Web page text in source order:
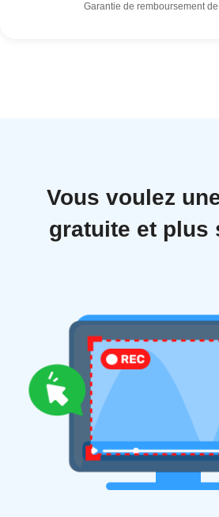
Garantie de remboursement
Vous voulez
gratuite et plus